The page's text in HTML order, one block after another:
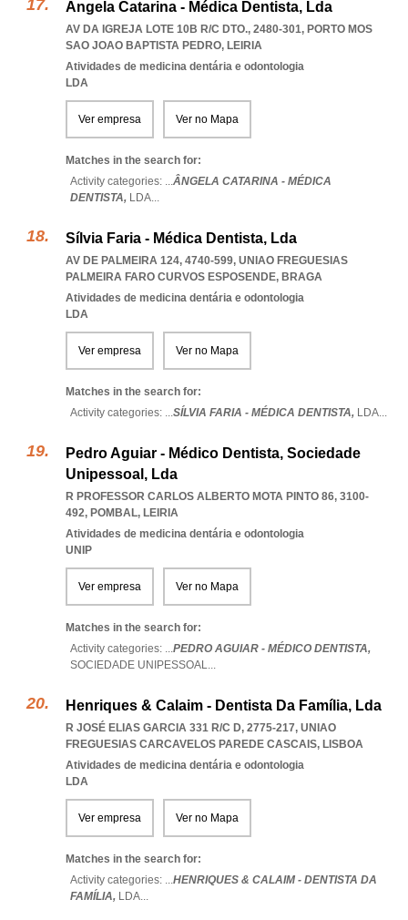
Ângela Catarina - Médica Dentista, Lda
AV DA IGREJA LOTE 10B R/C DTO., 2480-301, PORTO MOS
SAO JOAO BAPTISTA PEDRO, LEIRIA
Atividades de medicina dentária e odontologia
LDA
Ver empresa Ver no Mapa
Matches in the search for:
Activity categories: ...ÂNGELA CATARINA - MÉDICA
DENTISTA, LDA...
Sílvia Faria - Médica Dentista, Lda
AV DE PALMEIRA 124, 4740-599, UNIAO FREGUESIAS
PALMEIRA FARO CURVOS ESPOSENDE, BRAGA
Atividades de medicina dentária e odontologia
LDA
Ver empresa Ver no Mapa
Matches in the search for:
Activity categories: ...SÍLVIA FARIA - MÉDICA DENTISTA, LDA...
Pedro Aguiar - Médico Dentista, Sociedade
Unipessoal, Lda
R PROFESSOR CARLOS ALBERTO MOTA PINTO 86, 3100-
492, POMBAL, LEIRIA
Atividades de medicina dentária e odontologia
UNIP
Ver empresa Ver no Mapa
Matches in the search for:
Activity categories: ...PEDRO AGUIAR - MÉDICO DENTISTA,
SOCIEDADE UNIPESSOAL...
Henriques & Calaim - Dentista Da Família, Lda
R JOSÉ ELIAS GARCIA 331 R/C D, 2775-217, UNIAO
FREGUESIAS CARCAVELOS PAREDE CASCAIS, LISBOA
Atividades de medicina dentária e odontologia
LDA
Ver empresa Ver no Mapa
Matches in the search for:
Activity categories: ...HENRIQUES & CALAIM - DENTISTA DA
FAMÍLIA, LDA...